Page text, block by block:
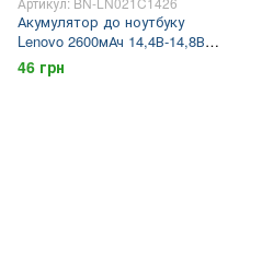
Акумулятор до ноутбуку
Lenovo 2600мАч 14,4В-14,8В
43r9257, 43r9256, 42t4658,
42t4657, 42t4565, 42t4564,
46 грн